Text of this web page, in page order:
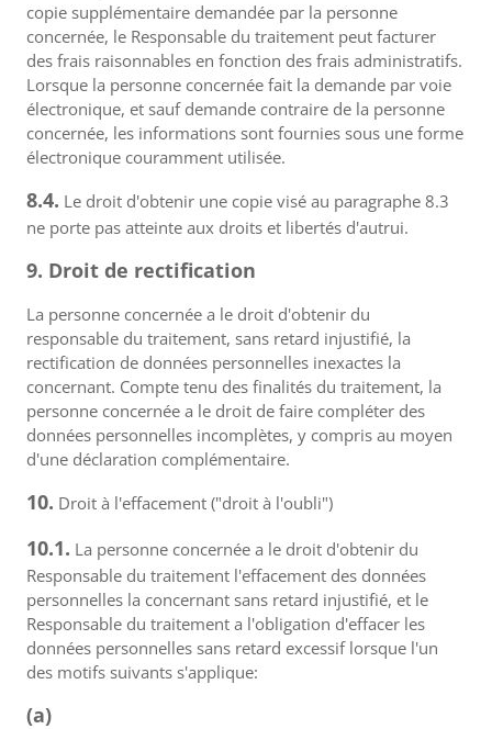
copie supplémentaire demandée par la personne
concernée, le Responsable du traitement peut facturer
des frais raisonnables en fonction des frais administratifs.
Lorsque la personne concernée fait la demande par voie
électronique, et sauf demande contraire de la personne
concernée, les informations sont fournies sous une forme
électronique couramment utilisée.
8.4. Le droit d'obtenir une copie visé au paragraphe 8.3
ne porte pas atteinte aux droits et libertés d'autrui.
9. Droit de rectification
La personne concernée a le droit d'obtenir du
responsable du traitement, sans retard injustifié, la
rectification de données personnelles inexactes la
concernant. Compte tenu des finalités du traitement, la
personne concernée a le droit de faire compléter des
données personnelles incomplètes, y compris au moyen
d'une déclaration complémentaire.
10. Droit à l'effacement ("droit à l'oubli")
10.1. La personne concernée a le droit d'obtenir du
Responsable du traitement l'effacement des données
personnelles la concernant sans retard injustifié, et le
Responsable du traitement a l'obligation d'effacer les
données personnelles sans retard excessif lorsque l'un
des motifs suivants s'applique:
(a)